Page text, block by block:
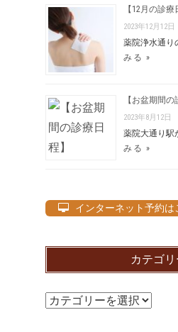
【12月の診療
2023年12月12日
薬院浄水通り
みる »
【お盆期間の
2023年8月12日
薬院大通り駅
みる »
インターネット予約は
カテゴリ
カ